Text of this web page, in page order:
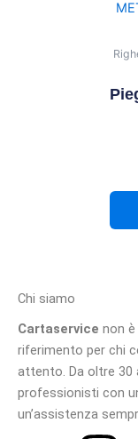
Chi siamo
Cartaservice non
riferimento per chi
attento. Da oltre 30
professionisti con
un’assistenza